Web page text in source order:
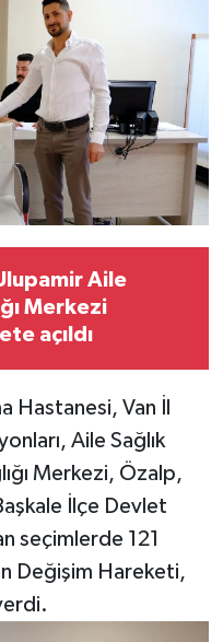
Aile
Merkezi
açıldı
Hastanesi, Van İl
Aile Sağlık
Merkezi, Özalp,
İlçe Devlet
seçimlerde 121
Değişim Hareketi,